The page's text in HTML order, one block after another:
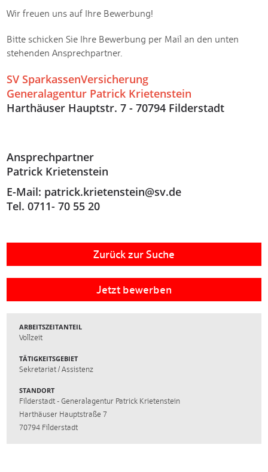
Wir freuen uns auf Ihre Bewerbung!
Bitte schicken Sie Ihre Bewerbung per Mail an den unten
stehenden Ansprechpartner.
SV SparkassenVersicherung
Generalagentur Patrick Krietenstein
Harthäuser Hauptstr. 7 - 70794 Filderstadt
Ansprechpartner
Patrick Krietenstein
E-Mail: patrick.krietenstein@sv.de
Tel. 0711- 70 55 20
Zurück zur Suche
Jetzt bewerben
ARBEITSZEITANTEIL
Vollzeit
TÄTIGKEITSGEBIET
Sekretariat / Assistenz
STANDORT
Filderstadt - Generalagentur Patrick Krietenstein
Harthäuser Hauptstraße 7
70794 Filderstadt